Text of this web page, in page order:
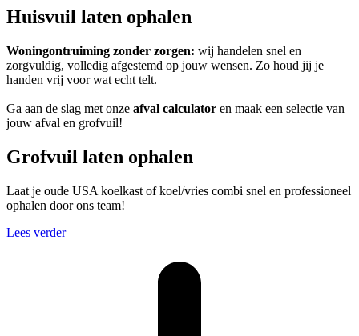
Huisvuil laten ophalen
Woningontruiming zonder zorgen: wij handelen snel en
zorgvuldig, volledig afgestemd op jouw wensen. Zo houd jij je
handen vrij voor wat echt telt.
Ga aan de slag met onze afval calculator en maak een selectie van
jouw afval en grofvuil!
Grofvuil laten ophalen
Laat je oude USA koelkast of koel/vries combi snel en professioneel
ophalen door ons team!
Lees verder